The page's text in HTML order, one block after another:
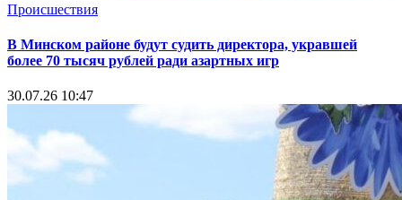
Происшествия
В Минском районе будут судить директора, укравшей
более 70 тысяч рублей ради азартных игр
30.07.26 10:47